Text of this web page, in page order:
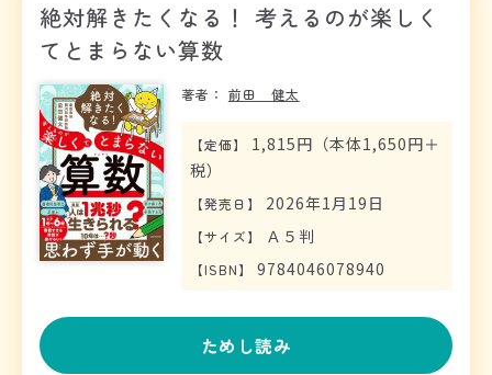
絶対解きたくなる！ 考えるのが楽しく
てとまらない算数
著者： 前田 健太
【定価】
1,815円（本体1,650円＋
税）
【発売日 】 2026年1月19日
【サイズ】 Ａ５判
【ISBN】 9784046078940
ためし読み